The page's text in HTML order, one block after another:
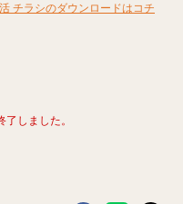
チラシのダウンロードはコチ
しました。